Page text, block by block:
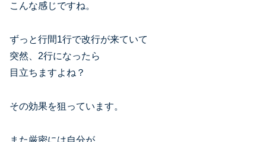
こんな感じですね。
ずっと行間1行で改行が来ていて
突然、2行になったら
目立ちますよね？
その効果を狙っています。
また厳密には自分が